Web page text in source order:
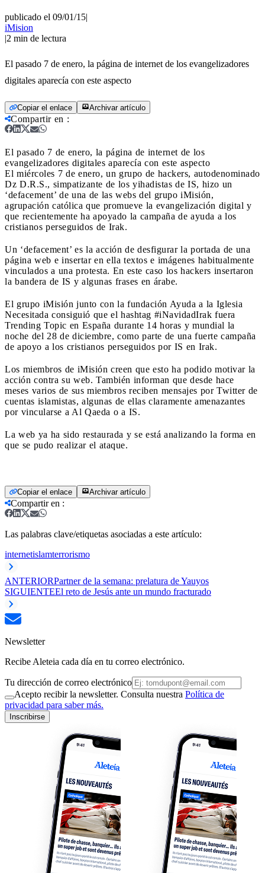
publicado el 09/01/15|
iMision
|2 min de lectura
El pasado 7 de enero, la página de internet de los evangelizadores
digitales aparecía con este aspecto
Copiar el enlace Archivar artículo
Compartir en :
El pasado 7 de enero, la página de internet de los
evangelizadores digitales aparecía con este aspecto
El miércoles 7 de enero, un grupo de hackers, autodenominado
Dz D.R.S., simpatizante de los yihadistas de IS, hizo un
‘defacement’ de una de las webs del grupo iMisión,
agrupación católica que promueve la evangelización digital y
que recientemente ha apoyado la campaña de ayuda a los
cristianos perseguidos de Irak.
Un ‘defacement’ es la acción de desfigurar la portada de una
página web e insertar en ella textos e imágenes habitualmente
vinculados a una protesta. En este caso los hackers insertaron
la bandera de IS y algunas frases en árabe.
El grupo iMisión junto con la fundación Ayuda a la Iglesia
Necesitada consiguió que el hashtag #iNavidadIrak fuera
Trending Topic en España durante 14 horas y mundial la
noche del 28 de diciembre, como parte de una fuerte campaña
de apoyo a los cristianos perseguidos por IS en Irak.
Los miembros de iMisión creen que esto ha podido motivar la
acción contra su web. También informan que desde hace
meses varios de sus miembros reciben mensajes por Twitter de
cuentas islamistas, algunas de ellas claramente amenazantes
por vincularse a Al Qaeda o a IS.
La web ya ha sido restaurada y se está analizando la forma en
que se pudo realizar el ataque.
Copiar el enlace Archivar artículo
Compartir en :
Las palabras clave/etiquetas asociadas a este artículo:
internetislamterrorismo
ANTERIORPartner de la semana: prelatura de Yauyos
SIGUIENTEEl reto de Jesús ante un mundo fracturado
Newsletter
Recibe Aleteia cada día en tu correo electrónico.
Tu dirección de correo electrónico
Acepto recibir la newsletter. Consulta nuestra Política de
privacidad para saber más.
Inscribirse